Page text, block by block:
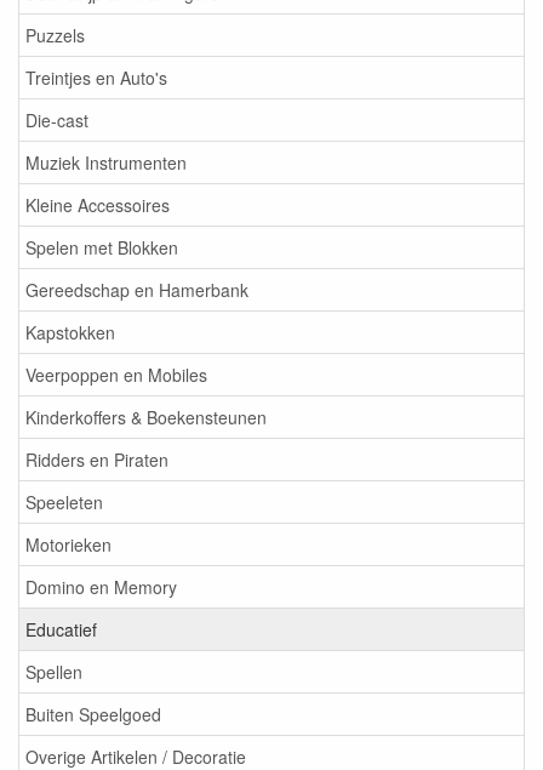
Puzzels
Treintjes en Auto's
Die-cast
Muziek Instrumenten
Kleine Accessoires
Spelen met Blokken
Gereedschap en Hamerbank
Kapstokken
Veerpoppen en Mobiles
Kinderkoffers & Boekensteunen
Ridders en Piraten
Speeleten
Motorieken
Domino en Memory
Educatief
Spellen
Buiten Speelgoed
Overige Artikelen / Decoratie